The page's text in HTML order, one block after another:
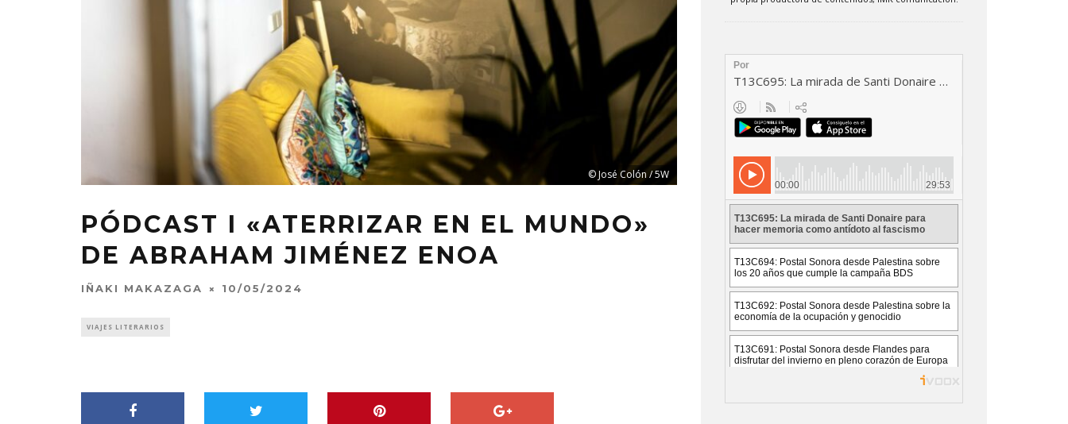
© José Colón / 5W
PÓDCAST I «ATERRIZAR EN EL MUNDO»
DE ABRAHAM JIMÉNEZ ENOA
IÑAKI MAKAZAGA 10/05/2024
VIAJES LITERARIOS